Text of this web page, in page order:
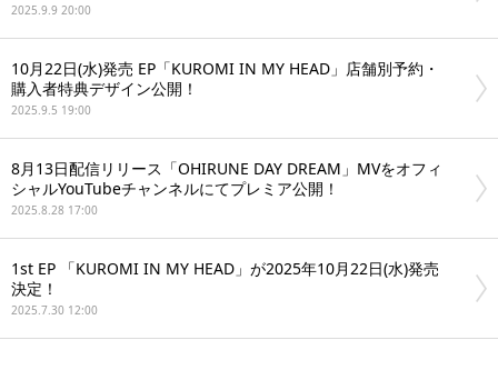
2025.9.9 20:00
10月22日(水)発売 EP「KUROMI IN MY HEAD」店舗別予約・
購入者特典デザイン公開！
2025.9.5 19:00
8月13日配信リリース「OHIRUNE DAY DREAM」MVをオフィ
シャルYouTubeチャンネルにてプレミア公開！
2025.8.28 17:00
1st EP 「KUROMI IN MY HEAD」が2025年10月22日(水)発売
決定！
2025.7.30 12:00